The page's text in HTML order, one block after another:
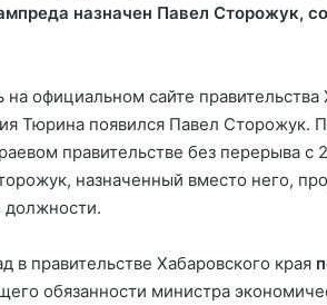
назначен Павел Сторожук,
официальном сайте правительства
Тюрина появился Павел Сторожук.
правительстве без перерыва с
назначенный вместо него,
должности.
в правительстве Хабаровского края
обязанности министра